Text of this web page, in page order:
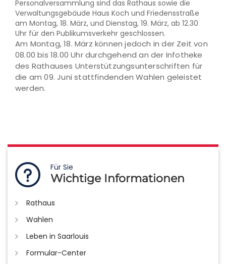
Personalversammlung sind das Rathaus sowie die
Verwaltungsgebäude Haus Koch und Friedensstraße
am Montag, 18. März, und Dienstag, 19. März, ab 12.30
Uhr für den Publikumsverkehr geschlossen.
Am Montag, 18. März können jedoch in der Zeit von
08.00 bis 18.00 Uhr durchgehend an der Infotheke
des Rathauses Unterstützungsunterschriften für
die am 09. Juni stattfindenden Wahlen geleistet
werden.
Für Sie
Wichtige Informationen
Rathaus
Wahlen
Leben in Saarlouis
Formular-Center